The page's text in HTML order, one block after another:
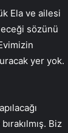
Ela ve ailesi
sözünü
yer yok.
Biz